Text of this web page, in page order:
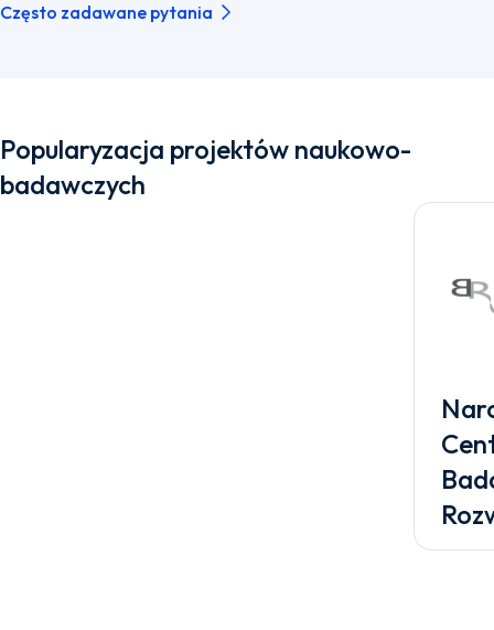
Często zadawane pytania
Popularyzacja projektów naukowo-
badawczych